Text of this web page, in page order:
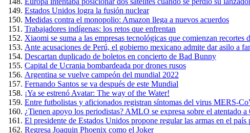
Estados Unidos logra la fusión nuclear
Medidas contra el monopolio: Amazon llega a nuevos acuerdos
Trabajadores indígenas: los retos que enfrentan
Xiaomi se suma a las empresas tecnológicas que comienzan recortes
Ante acusaciones de Perú, el gobierno mexicano admite dar asilo a
Descartan duplicado de boletos en concierto de Bad Bunny
Capital de Ucrania bombardeada por drones rusos
Argentina se vuelve campeón del mundial 2022
Fernando Santos se va después de este Mundial
¡Ya se estrenó Avatar: The way of the Water!
Entre futbolistas y aficionados registran síntomas del virus MERS-
¿Tienen apoyo los periodistas? AMLO se expresa sobre el atentado
El presidente de Estados Unidos propone regular las armas en el país
Regresa Joaquin Phoenix como el Joker